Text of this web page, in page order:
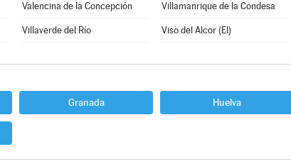
Valencina de la Concepción Villamanrique de la Condesa
Villaverde del Río Viso del Alcor (El)
Granada Huelva